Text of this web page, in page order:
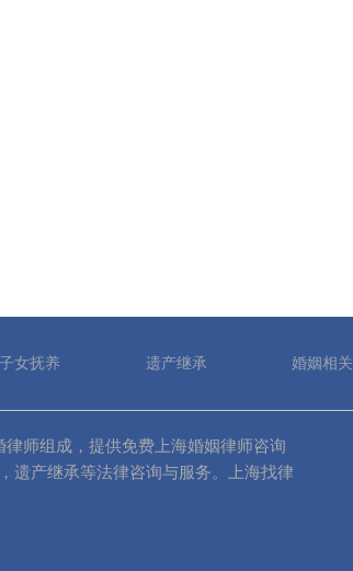
子女抚养 遗产继承 婚姻相关
师组成，提供免费上海婚姻律师咨询
遗产继承等法律咨询与服务。上海找律